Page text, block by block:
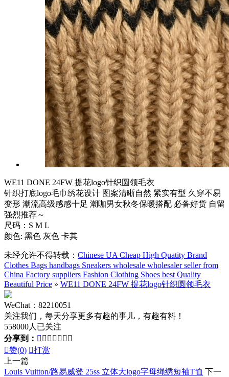
WE11 DONE 24FW 提花logo针织圆领毛衣
针织打底logo毛巾绣花设计 图案清晰自然 紧实有型 久穿不易
变形 潮流高级感感十足 潮咖男女秋冬保暖搭配 必备好货 自留
强烈推荐～
尺码：S M L
颜色: 黑色 灰色 卡其
未经允许不得转载： Chinese UA Cheap High Quatity Brand
Clothes Bags handbags Sneakers wholesale wholesaler seller from
China Factory suppliers Fashion Clothing Shoes best Quality
Beautiful Price » WE11 DONE 24FW 提花logo针织圆领毛衣
WeChat：82210051
关注我们，每天分享更多有趣的事儿，有趣有料！
558000人已关注
分享到：       
赞(0) 打赏
上一篇
Louis Vuitton/路易威登 25ss 立体大logo字母绳绣短袖T恤 下一